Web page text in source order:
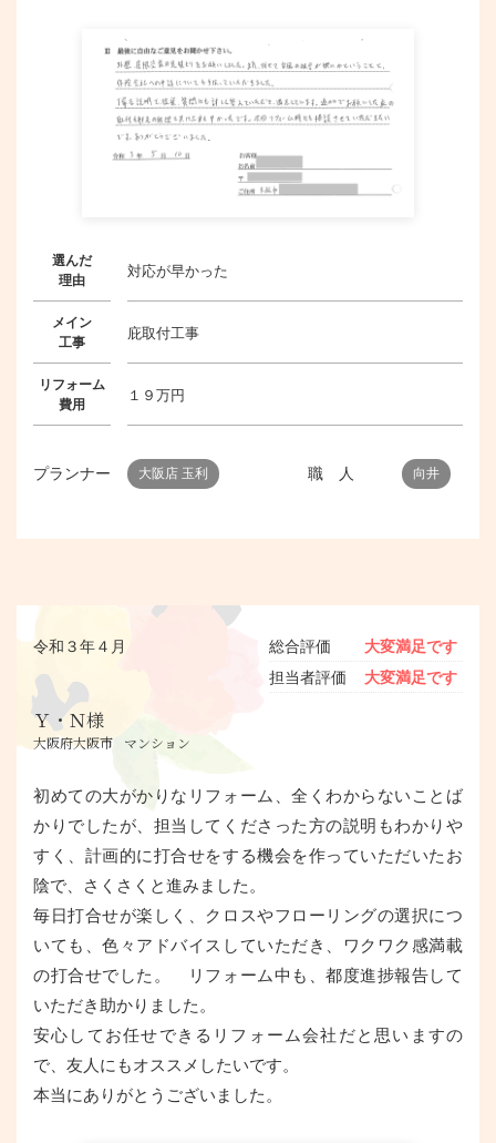
選んだ
理由
対応が早かった
メイン
工事
庇取付工事
リフォーム
費用
１９万円
プランナー 大阪店 玉利 職 人 向井
令和３年４月
Ｙ・Ｎ様
大阪府大阪市 マンション
総合評価
大変満足です
担当者評価
大変満足です
初めての大がかりなリフォーム、全くわからないことば
かりでしたが、担当してくださった方の説明もわかりや
すく、計画的に打合せをする機会を作っていただいたお
陰で、さくさくと進みました。
毎日打合せが楽しく、クロスやフローリングの選択につ
いても、色々アドバイスしていただき、ワクワク感満載
の打合せでした。 リフォーム中も、都度進捗報告して
いただき助かりました。
安心してお任せできるリフォーム会社だと思いますの
で、友人にもオススメしたいです。
本当にありがとうございました。